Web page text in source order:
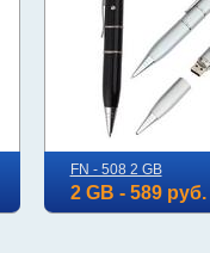
FN - 508 2 GB
2 GB - 589 руб.